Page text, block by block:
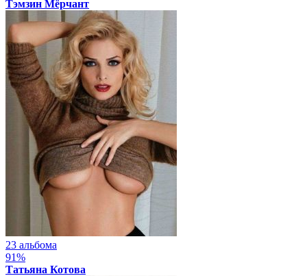
Тэмзин Мёрчант
23 альбома
91%
Татьяна Котова